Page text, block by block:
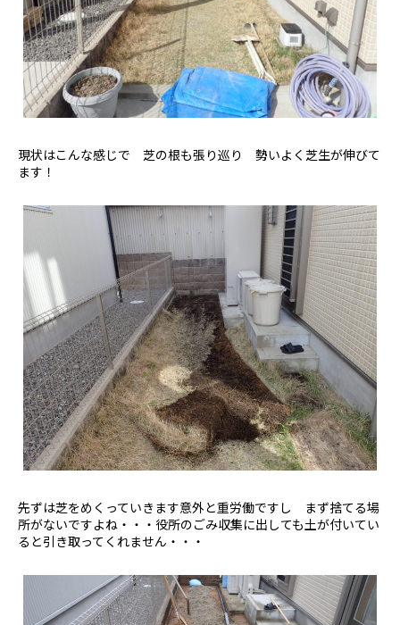
現状はこんな感じで 芝の根も張り巡り 勢いよく芝生が伸びて
ます！
先ずは芝をめくっていきます意外と重労働ですし まず捨てる場
所がないですよね・・・役所のごみ収集に出しても土が付いてい
ると引き取ってくれません・・・